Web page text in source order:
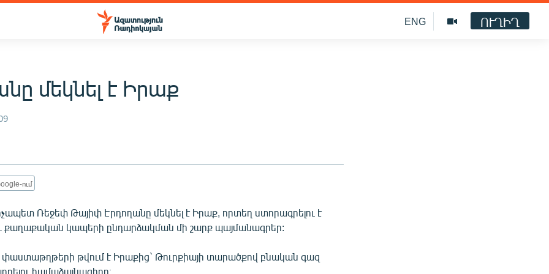
ENG ՈՒՂԻՂ
մեկնել է Իրաք
ում
Ռեջեփ Թայիփ Էրդողանը մեկնել է Իրաք, որտեղ ստորագրելու է
քաղաքական կապերի ընդարձակման մի շարք պայմանագրեր:
փաստաթղթերի թվում է Իրաքից` Թուրքիայի տարածքով բնական գազ
համաձայնագիրը։